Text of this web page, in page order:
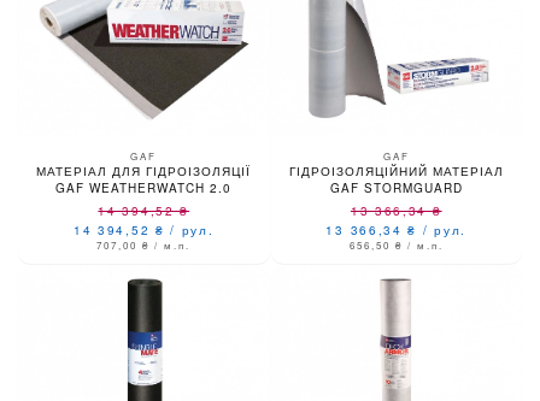
GAF
МАТЕРІАЛ ДЛЯ ГІДРОІЗОЛЯЦІЇ
GAF WEATHERWATCH 2.0
14 394,52₴
14 394,52 ₴ / рул.
707,00₴ / м.п.
GAF
ГІДРОІЗОЛЯЦІЙНИЙ МАТЕРІАЛ
GAF STORMGUARD
13 366,34₴
13 366,34₴ / рул.
656,50 ₴ / м.п.